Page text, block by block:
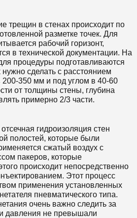
трещин в стенах происходит по
разметке точек. Для
рабочий горизонт,
в технической документации. На
процедуры подготавливаются
сделать с расстоянием
350 мм и под углом в 40-60
от толщины стены, глубина
примерно 2/3 части.
гидроизоляция стен
полостей, которые были
сжатый воздух с
пакеров, которые
происходит непосредственно
Этот процесс
применения установленных
пневматического типа.
очень важно следить за
давления не превышали